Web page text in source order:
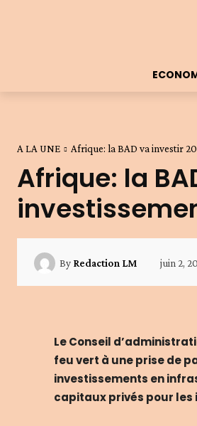
A LA UNE Afrique: la BAD va investir
Afrique: la
By Redaction LM juin 2,
Le Conseil
feu vert à une prise de
investissements en
capitaux privés pour